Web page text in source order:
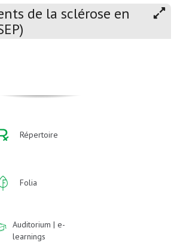
de la sclérose en
Répertoire
Folia
Auditorium | e-
learnings